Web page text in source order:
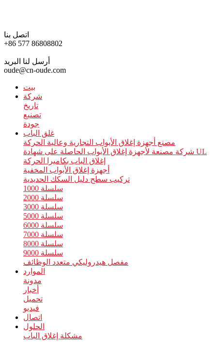
اتصل بنا
+86 577 86808802
أرسل لنا البريد
oude@cn-oude.com
بيت
شركة
تاريخ
تصنيع
جودة
غلق الباب
مصنع أجهزة إغلاق الأبواب التجارية وعالية الحركة
شركة مصنعة لأجهزة إغلاق الأبواب الحاصلة على شهادة UL
إغلاق الباب بكاميرا الحركة
أجهزة إغلاق الأبواب المخفية
تركيب سطح دليل السكك الحديدية
سلسلة 1000
سلسلة 2000
سلسلة 3000
سلسلة 5000
سلسلة 6000
سلسلة 7000
سلسلة 8000
سلسلة 9000
مفصل هيدروليكي متعدد الوظائف
الموارد
مدونة
أخبار
تحميل
فيديو
اتصال
الحلول
مشكلة إغلاق الباب